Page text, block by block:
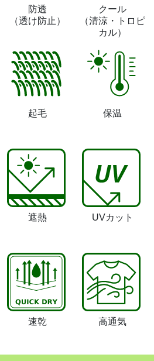
防透
（透け防止）
クール
（清涼・トロピ
カル）
起毛 保温
遮熱 UVカット
速乾 高通気